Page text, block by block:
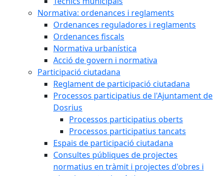
Normativa: ordenances i reglaments
Ordenances reguladores i reglaments
Ordenances fiscals
Normativa urbanística
Acció de govern i normativa
Participació ciutadana
Reglament de participació ciutadana
Processos participatius de l'Ajuntament de
Dosrius
Processos participatius oberts
Processos participatius tancats
Espais de participació ciutadana
Consultes públiques de projectes
normatius en tràmit i projectes d'obres i